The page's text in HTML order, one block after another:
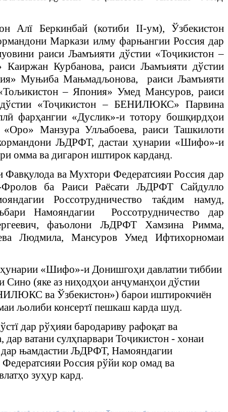
Алї Беркинбай (котиби II-ум), Ўзбекистон
Маркази илму фарњангии Россия дар
раисиЉамъияти дўстии «Тоҷикистон –
Каиржан Курбанова, раисиЉамъияти дўстии
Муњиба Мањмадљонова, раисиЉамъияти
љикистон – Япония» Умед Мансуров, раиси
«Тоҷикистон – БЕНИЛЮКС» Парвина
ӣ фарҳангии «Дуслик»-и тотору бошқирдҳои
Манзура Улљабоева, раиси Ташкилоти
ЉДРФТ, дастаи ҳунарии «Шифо»-и
омма ва дигарон иштирок карданд.
Фавқулода ва Мухтори Федератсияи Россия дар
Фролов ба Раиси Раёсати ЉДРФТ Сайдулло
Россотрудничество таќдим намуд,
Намояндагии Россотрудничество дар
фаъолони ЉДРФТ Хамзина Римма,
Людмила, Мансуров Умед Ифтихорномаи
ҳунарии «Шифо»-и Донишгоҳи давлатии тиббии
Сино (яке аз ниҳодҳои анҷуманҳои дўстии
ва Ўзбекистон») барои иштирокчиён
љолиби консертї пешкаш карда шуд.
дар рўҳияи бародариву рафоқат ва
дар ватани сулҳпарвари Тоҷикистон - хонаи
дар њамдастии ЉДРФТ, Намояндагии
Россия рўйи кор омад ва
ҳо зуҳур кард.